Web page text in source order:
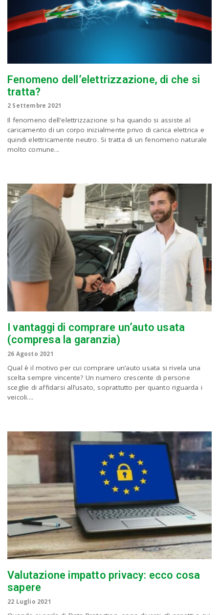
Fenomeno dell’elettrizzazione, di che si
tratta?
2 Settembre 2021
Il fenomeno dell'elettrizzazione si ha quando si assiste al
caricamento di un corpo inizialmente privo di carica elettrica e
quindi elettricamente neutro. Si tratta di un fenomeno naturale
molto comune...
I vantaggi di comprare un’auto usata
(compresa la garanzia)
26 Agosto 2021
Qual è il motivo per cui comprare un’auto usata si rivela una
scelta sempre vincente? Un numero crescente di persone
sceglie di affidarsi all’usato, soprattutto per quanto riguarda i
veicoli....
Valutazione impatto privacy: ecco cosa
sapere
22 Luglio 2021